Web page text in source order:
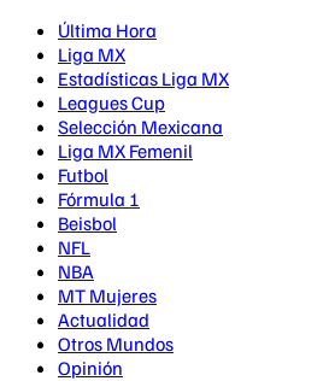
Última Hora
Liga MX
Estadísticas Liga MX
Leagues Cup
Selección Mexicana
Liga MX Femenil
Futbol
Fórmula 1
Beisbol
NFL
NBA
MT Mujeres
Actualidad
Otros Mundos
Opinión